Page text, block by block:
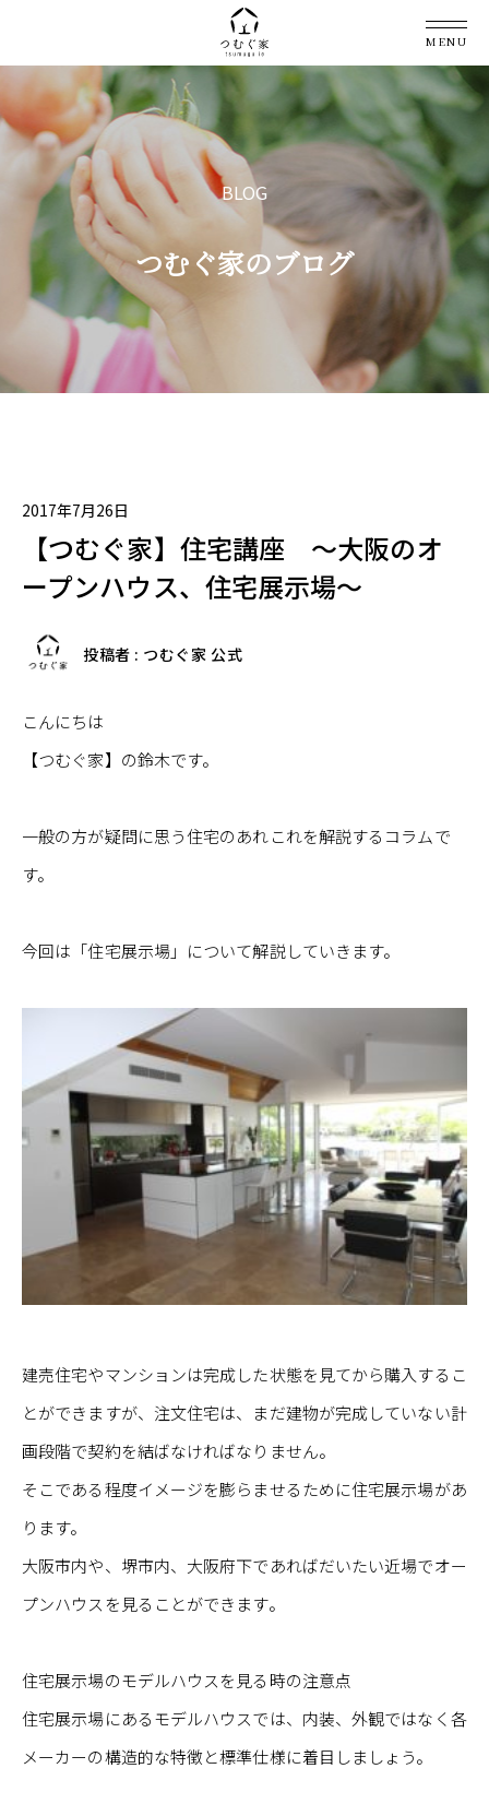
MENU
BLOG
つむぐ家のブログ
2017年7月26日
【つむぐ家】住宅講座 ～大阪のオ
ープンハウス、住宅展示場～
投稿者 : つむぐ家 公式
こんにちは
【つむぐ家】の鈴木です。
一般の方が疑問に思う住宅のあれこれを解説するコラムで
す。
今回は「住宅展示場」について解説していきます。
建売住宅やマンションは完成した状態を見てから購入するこ
とができますが、注文住宅は、まだ建物が完成していない計
画段階で契約を結ばなければなりません。
そこである程度イメージを膨らませるために住宅展示場があ
ります。
大阪市内や、堺市内、大阪府下であればだいたい近場でオー
プンハウスを見ることができます。
住宅展示場のモデルハウスを見る時の注意点
住宅展示場にあるモデルハウスでは、内装、外観ではなく各
メーカーの構造的な特徴と標準仕様に着目しましょう。